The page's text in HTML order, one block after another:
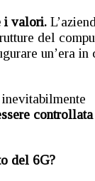
i valori.
del
un’era in
controllata
del 6G?